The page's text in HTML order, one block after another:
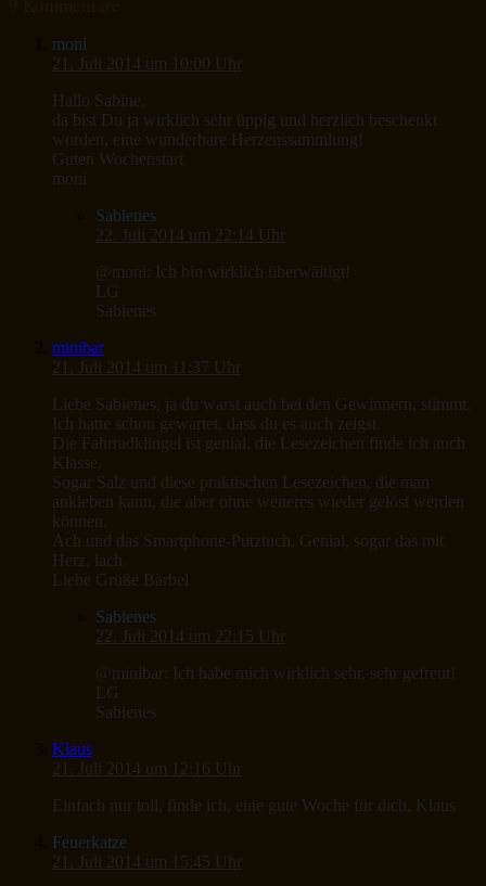
moni
21. Juli 2014 um 10:00 Uhr
Hallo Sabine,
da bist Du ja wirklich sehr üppig und herzlich beschenkt
worden, eine wunderbare Herzenssammlung!
Guten Wochenstart
moni
Sabienes
22. Juli 2014 um 22:14 Uhr
@moni: Ich bin wirklich überwältigt!
LG
Sabienes
minibar
21. Juli 2014 um 11:37 Uhr
Liebe Sabienes, ja du warst auch bei den Gewinnern, stimmt.
Ich hatte schon gewartet, dass du es auch zeigst.
Die Fahrradklingel ist genial, die Lesezeichen finde ich auch
Klasse.
Sogar Salz und diese praktischen Lesezeichen, die man
ankleben kann, die aber ohne weiteres wieder gelöst werden
können.
Ach und das Smartphone-Putztuch. Genial, sogar das mit
Herz, lach.
Liebe Grüße Bärbel
Sabienes
22. Juli 2014 um 22:15 Uhr
@minibar: Ich habe mich wirklich sehr, sehr gefreut!
LG
Sabienes
Klaus
21. Juli 2014 um 12:16 Uhr
Einfach nur toll, finde ich, eine gute Woche für dich, Klaus
Feuerkatze
21. Juli 2014 um 15:45 Uhr